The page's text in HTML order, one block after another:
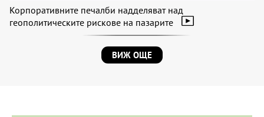
Корпоративните печалби надделяват над
геополитическите рискове на пазарите
ВИЖ ОЩЕ